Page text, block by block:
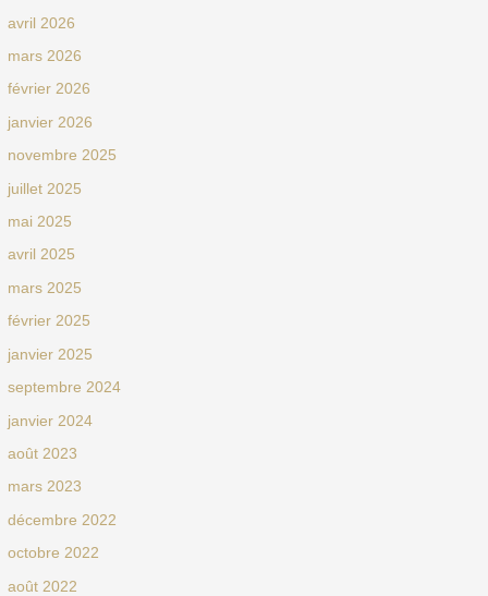
avril 2026
mars 2026
février 2026
janvier 2026
novembre 2025
juillet 2025
mai 2025
avril 2025
mars 2025
février 2025
janvier 2025
septembre 2024
janvier 2024
août 2023
mars 2023
décembre 2022
octobre 2022
août 2022